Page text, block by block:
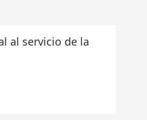
al servicio de la